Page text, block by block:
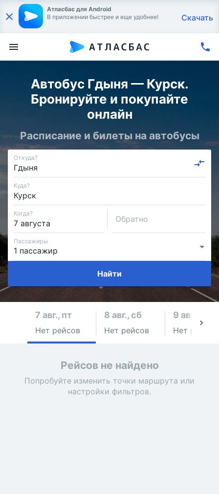
Атласбас для Android
В приложении быстрее и еще удобнее!
Скачать
Автобус Гдыня — Курск.
Бронируйте и покупайте
онлайн
Расписание и билеты на автобусы
Откуда?
Куда?
Когда?
Обратно
Пассажиры
Найти
7 авг., пт
Нет рейсов
8 авг., сб
Нет рейсов
9 авг., вс
Нет рейсов
Рейсов не найдено
Попробуйте изменить точки маршрута или
настройки фильтров.